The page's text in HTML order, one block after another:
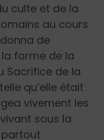
culte et de la
au cours
de
forme de la
Sacrifice de la
qu’elle était
vivement les
sous la
partout